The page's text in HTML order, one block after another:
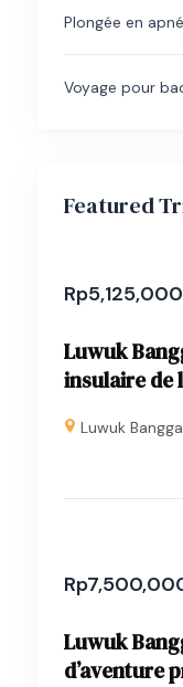
Plongée en
Voyage pour
Featured
Rp5,125,000
Luwuk
insulaire de
Luwuk
Rp
Luwuk
d’aventure